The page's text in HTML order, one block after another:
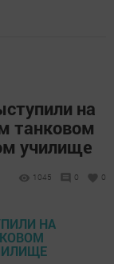
на
танковом
училище
1045 0 0